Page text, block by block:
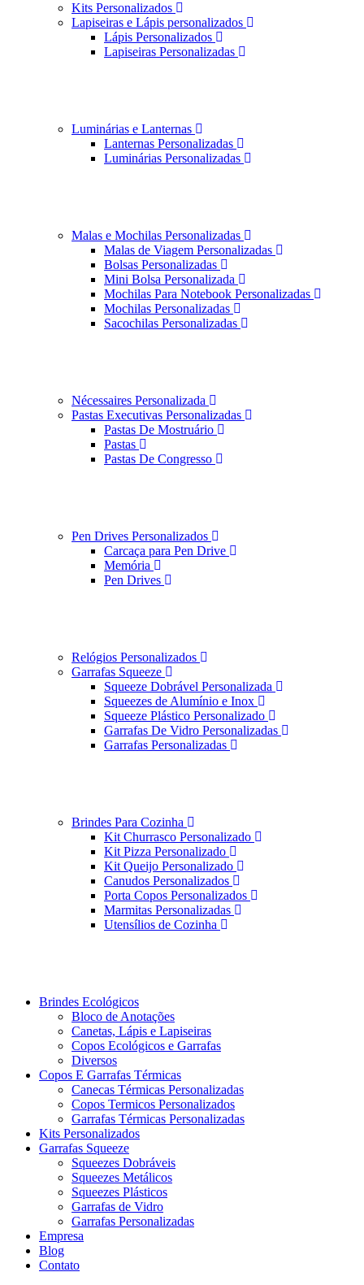
Kits Personalizados
Lapiseiras e Lápis personalizados
Lápis Personalizados
Lapiseiras Personalizadas
Luminárias e Lanternas
Lanternas Personalizadas
Luminárias Personalizadas
Malas e Mochilas Personalizadas
Malas de Viagem Personalizadas
Bolsas Personalizadas
Mini Bolsa Personalizada
Mochilas Para Notebook Personalizadas
Mochilas Personalizadas
Sacochilas Personalizadas
Nécessaires Personalizada
Pastas Executivas Personalizadas
Pastas De Mostruário
Pastas
Pastas De Congresso
Pen Drives Personalizados
Carcaça para Pen Drive
Memória
Pen Drives
Relógios Personalizados
Garrafas Squeeze
Squeeze Dobrável Personalizada
Squeezes de Alumínio e Inox
Squeeze Plástico Personalizado
Garrafas De Vidro Personalizadas
Garrafas Personalizadas
Brindes Para Cozinha
Kit Churrasco Personalizado
Kit Pizza Personalizado
Kit Queijo Personalizado
Canudos Personalizados
Porta Copos Personalizados
Marmitas Personalizadas
Utensílios de Cozinha
Brindes Ecológicos
Bloco de Anotações
Canetas, Lápis e Lapiseiras
Copos Ecológicos e Garrafas
Diversos
Copos E Garrafas Térmicas
Canecas Térmicas Personalizadas
Copos Termicos Personalizados
Garrafas Térmicas Personalizadas
Kits Personalizados
Garrafas Squeeze
Squeezes Dobráveis
Squeezes Metálicos
Squeezes Plásticos
Garrafas de Vidro
Garrafas Personalizadas
Empresa
Blog
Contato